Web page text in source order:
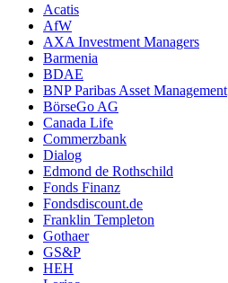
Acatis
AfW
AXA Investment Managers
Barmenia
BDAE
BNP Paribas Asset Management
BörseGo AG
Canada Life
Commerzbank
Dialog
Edmond de Rothschild
Fonds Finanz
Fondsdiscount.de
Franklin Templeton
Gothaer
GS&P
HEH